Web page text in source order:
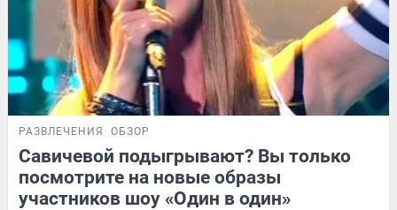
РАЗВЛЕЧЕНИЯ ОБЗОР
Савичевой подыгрывают? Вы только
посмотрите на новые образы
участников шоу «Один в один»